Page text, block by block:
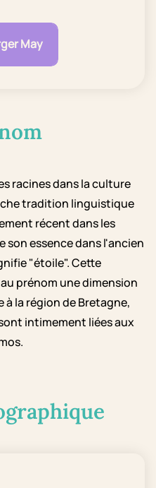
May
racines dans la culture
tradition linguistique
récent dans les
son essence dans l'ancien
"étoile". Cette
prénom une dimension
la région de Bretagne,
intimement liées aux